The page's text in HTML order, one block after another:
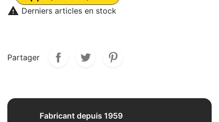
 Derniers articles en stock
Partager
Fabricant depuis 1959